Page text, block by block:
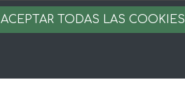
ACEPTAR TODAS LAS COOKIES